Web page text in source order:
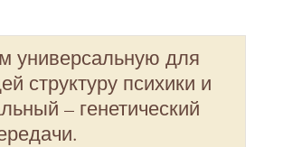
универсальную для
структуру психики и
– генетический